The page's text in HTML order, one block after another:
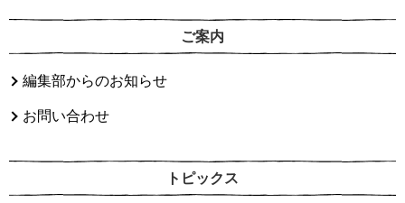
ご案内
編集部からのお知らせ
お問い合わせ
トピックス